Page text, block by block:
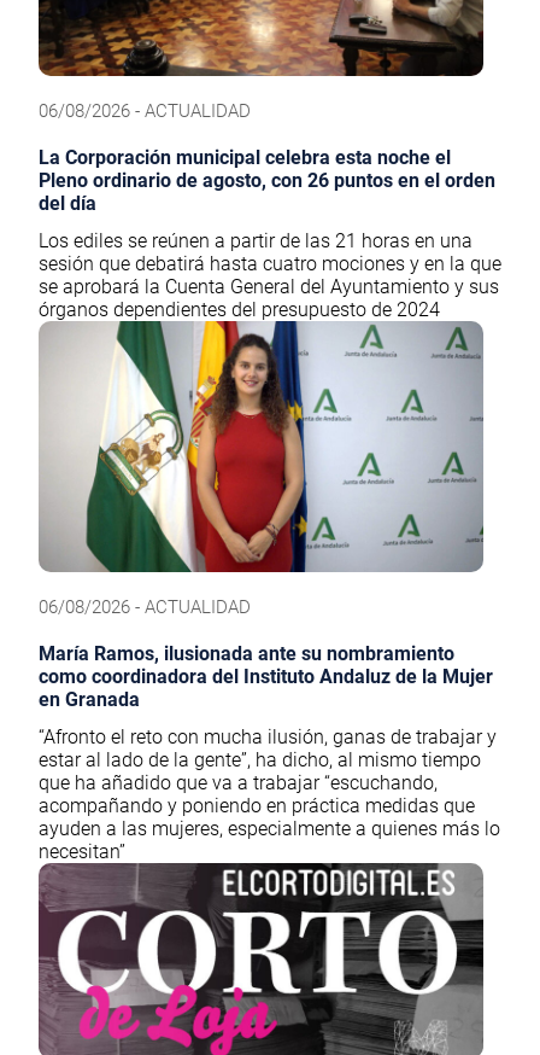
06/08/2026 - ACTUALIDAD
La Corporación municipal celebra esta noche el
Pleno ordinario de agosto, con 26 puntos en el orden
del día
Los ediles se reúnen a partir de las 21 horas en una
sesión que debatirá hasta cuatro mociones y en la que
se aprobará la Cuenta General del Ayuntamiento y sus
órganos dependientes del presupuesto de 2024
06/08/2026 - ACTUALIDAD
María Ramos, ilusionada ante su nombramiento
como coordinadora del Instituto Andaluz de la Mujer
en Granada
“Afronto el reto con mucha ilusión, ganas de trabajar y
estar al lado de la gente”, ha dicho, al mismo tiempo
que ha añadido que va a trabajar “escuchando,
acompañando y poniendo en práctica medidas que
ayuden a las mujeres, especialmente a quienes más lo
necesitan”